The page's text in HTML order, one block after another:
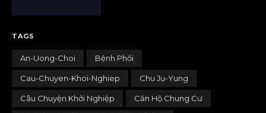
TAGS
An-Uong-Choi Bệnh Phổi
Cau-Chuyen-Khoi-Nghiep Chu Ju-Yung
Câu Chuyện Khởi Nghiệp Căn Hộ Chung Cư